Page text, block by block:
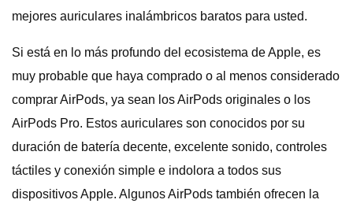
mejores auriculares inalámbricos baratos para usted.
Si está en lo más profundo del ecosistema de Apple, es
muy probable que haya comprado o al menos considerado
comprar AirPods, ya sean los AirPods originales o los
AirPods Pro. Estos auriculares son conocidos por su
duración de batería decente, excelente sonido, controles
táctiles y conexión simple e indolora a todos sus
dispositivos Apple. Algunos AirPods también ofrecen la